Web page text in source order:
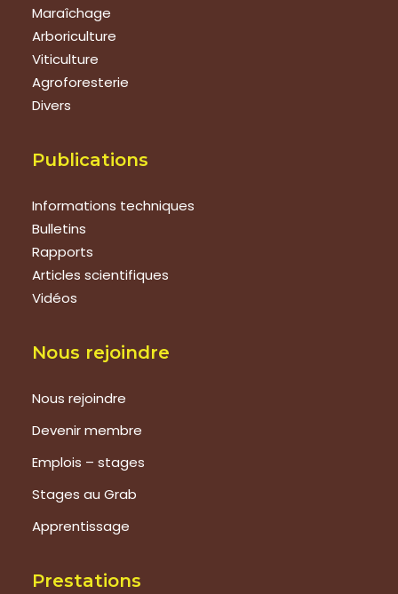
Maraîchage
Arboriculture
Viticulture
Agroforesterie
Divers
Publications
Informations techniques
Bulletins
Rapports
Articles scientifiques
Vidéos
Nous rejoindre
Nous rejoindre
Devenir membre
Emplois – stages
Stages au Grab
Apprentissage
Prestations